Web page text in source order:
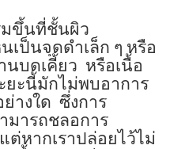
มขึ้นที่ชั้นผิว
เป็นจุดดำเล็ก ๆ หรือ
นบดเคี้ยว หรือเนื้อ
ยะนี้มักไม่พบอาการ
างใด ซึ่งการ
มารถชลอการ
แต่หากเราปล่อยไว้ไม่